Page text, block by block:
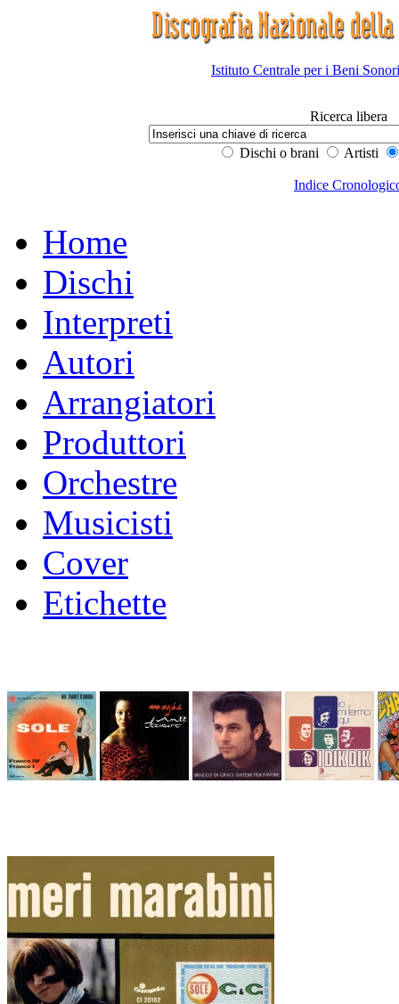
Istituto Centrale per i Beni
Ricerca libera
Dischi o brani Artisti
Indice
Home
Dischi
Interpreti
Autori
Arrangiatori
Produttori
Orchestre
Musicisti
Cover
Etichette